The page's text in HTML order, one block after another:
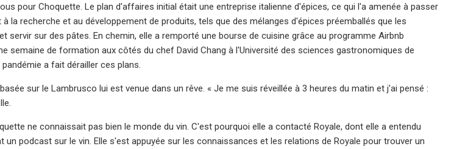
pour Choquette. Le plan d'affaires initial était une entreprise italienne d'épices, ce qui l'a amenée à passer
la recherche et au développement de produits, tels que des mélanges d'épices préemballés que les
servir sur des pâtes. En chemin, elle a remporté une bourse de cuisine grâce au programme Airbnb
semaine de formation aux côtés du chef David Chang à l'Université des sciences gastronomiques de
a fait dérailler ces plans.
sur le Lambrusco lui est venue dans un rêve. « Je me suis réveillée à 3 heures du matin et j'ai pensé :
ne connaissait pas bien le monde du vin. C'est pourquoi elle a contacté Royale, dont elle a entendu
podcast sur le vin. Elle s'est appuyée sur les connaissances et les relations de Royale pour trouver un